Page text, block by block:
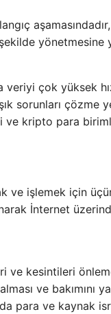
çok yüksek
sorunları çözme
kripto para
işlemek için
İnternet
ve kesintileri
ve bakımını
para ve kaynak